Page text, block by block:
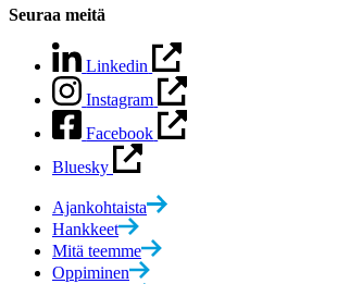
Seuraa meitä
Linkedin
Instagram
Facebook
Bluesky
Ajankohtaista
Hankkeet
Mitä teemme
Oppiminen